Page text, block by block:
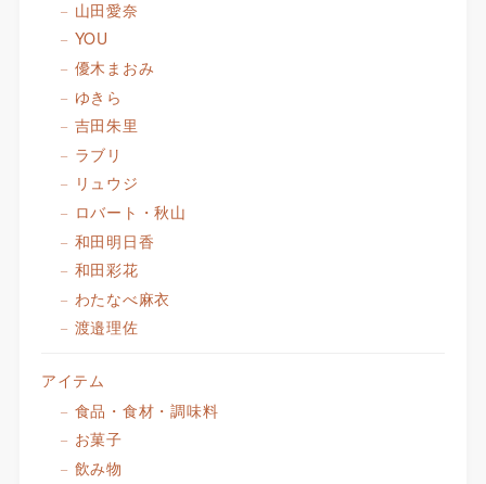
山田愛奈
YOU
優木まおみ
ゆきら
吉田朱里
ラブリ
リュウジ
ロバート・秋山
和田明日香
和田彩花
わたなべ麻衣
渡邉理佐
アイテム
食品・食材・調味料
お菓子
飲み物